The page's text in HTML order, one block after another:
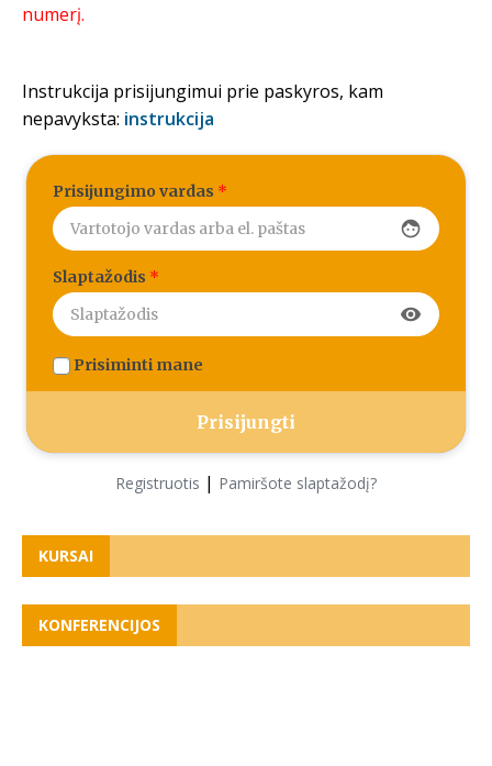
numerį.
Instrukcija prisijungimui prie paskyros, kam
nepavyksta: instrukcija
Prisijungimo vardas *
face
Slaptažodis *
visibility
Prisiminti mane
Registruotis | Pamiršote slaptažodį?
KURSAI
KONFERENCIJOS